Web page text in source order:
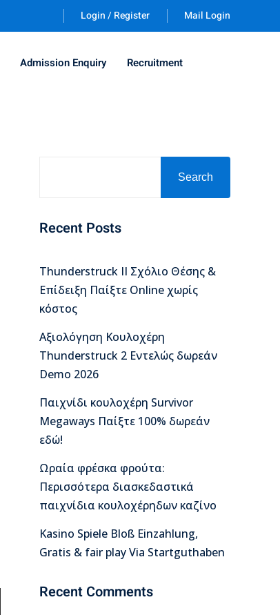
Login / Register Mail Login
Admission Enquiry Recruitment
Search
Recent Posts
Thunderstruck II Σχόλιο Θέσης &
Επίδειξη Παίξτε Online χωρίς
κόστος
Αξιολόγηση Κουλοχέρη
Thunderstruck 2 Εντελώς δωρεάν
Demo 2026
Παιχνίδι κουλοχέρη Survivor
Megaways Παίξτε 100% δωρεάν
εδώ!
Ωραία φρέσκα φρούτα:
Περισσότερα διασκεδαστικά
παιχνίδια κουλοχέρηδων καζίνο
Kasino Spiele Bloß Einzahlung,
Gratis & fair play Via Startguthaben
Recent Comments